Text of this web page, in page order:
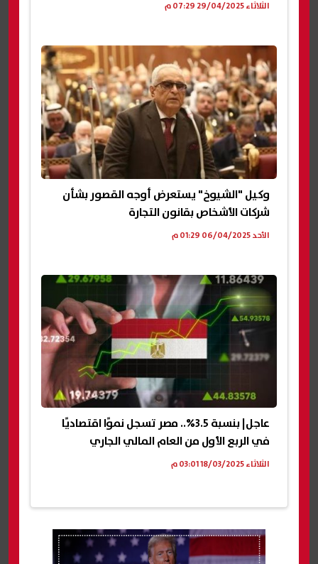
الثلاثاء 29/04/2025 07:29 م
وكيل "الشيوخ" يستعرض أوجه القصور بشأن
شركات الأشخاص بقانون التجارة
الأحد 06/04/2025 01:29 م
عاجل| بنسبة 3.5%.. مصر تسجل نموًا اقتصاديًا
في الربع الأول من العام المالي الجاري
الثلاثاء 18/03/2025 03:01 م